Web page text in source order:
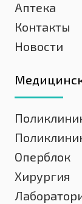
Аптека
Контакты
Новости
Оперблок
Хирургия